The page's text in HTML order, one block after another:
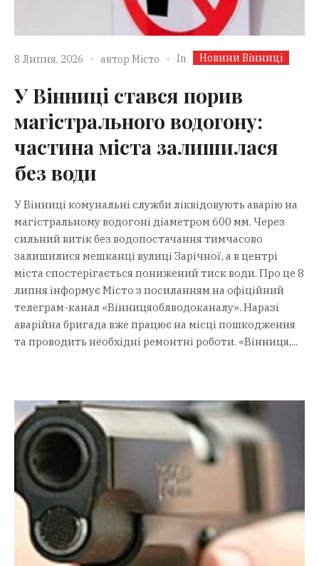
8 Липня, 2026 автор Місто In Новини Вінниці
У Вінниці стався порив
магістрального водогону:
частина міста залишилася
без води
У Вінниці комунальні служби ліквідовують аварію на
магістральному водогоні діаметром 600 мм. Через
сильний витік без водопостачання тимчасово
залишилися мешканці вулиці Зарічної, а в центрі
міста спостерігається понижений тиск води. Про це 8
липня інформує Місто з посиланням на офіційний
телеграм-канал «Вінницяоблводоканалу». Наразі
аварійна бригада вже працює на місці пошкодження
та проводить необхідні ремонтні роботи. «Вінниця,...